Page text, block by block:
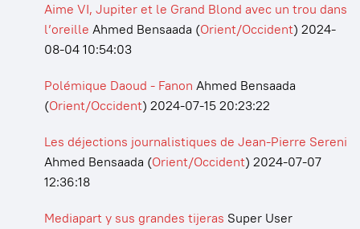
Aime VI, Jupiter et le Grand Blond avec un trou dans
l’oreille Ahmed Bensaada (Orient/Occident) 2024-
08-04 10:54:03
Polémique Daoud - Fanon Ahmed Bensaada
(Orient/Occident) 2024-07-15 20:23:22
Les déjections journalistiques de Jean-Pierre Sereni
Ahmed Bensaada (Orient/Occident) 2024-07-07
12:36:18
Mediapart y sus grandes tijeras Super User